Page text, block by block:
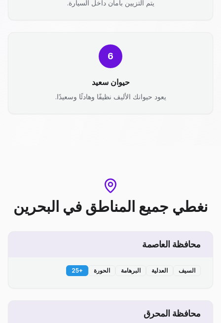
يتم التزيين بأمان داخل السيارة.
6
حيوان سعيد
يعود حيوانك الأليف نظيفًا وهادئًا وسعيدًا.
نغطي جميع المناطق في البحرين
محافظة العاصمة
السيف العدلية البرهامة الحورة +
25
محافظة المحرق